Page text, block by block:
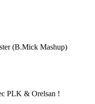
(B.Mick Mashup)
PLK & Orelsan !